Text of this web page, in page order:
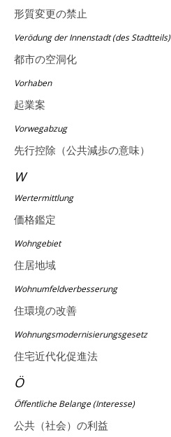
形質変更の禁止
Verödung der Innenstadt (des Stadtteils)
都市の空洞化
Vorhaben
起業案
Vorwegabzug
先行控除（公共減歩の意味）
W
Wertermittlung
価格鑑定
Wohngebiet
住居地域
Wohnumfeldverbesserung
住環境の改善
Wohnungsmodernisierungsgesetz
住宅近代化促進法
Ö
Öffentliche Belange (Interesse)
公共（社会）の利益